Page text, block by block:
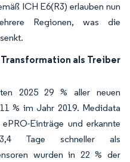
ICH E6(R3) erlauben nun
Regionen, was die
als Treiber
2025 29 % aller neuen
% im Jahr 2019. Medidata
Einträge und erkannte
3,4 Tage schneller als
wurden in 22 % der